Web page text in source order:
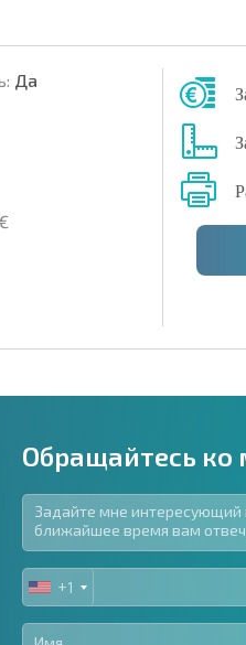
Да
на рассылку | Нажимая
своих данных.
Обращайтесь ко
UNITED
STATES
+1
+1